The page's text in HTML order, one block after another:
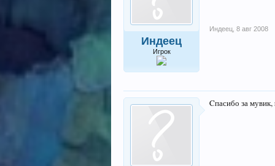
Индеец
Игрок
Индеец 8 авг 2008
Cпасибо за мувик,